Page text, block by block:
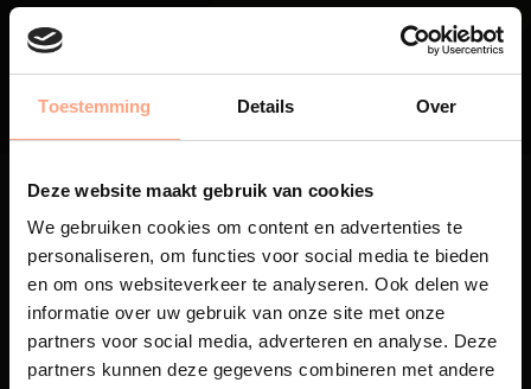
Toestemming Details Over
Deze website maakt gebruik van cookies
We gebruiken cookies om content en advertenties te
personaliseren, om functies voor social media te bieden
en om ons websiteverkeer te analyseren. Ook delen we
informatie over uw gebruik van onze site met onze
partners voor social media, adverteren en analyse. Deze
partners kunnen deze gegevens combineren met andere
Maatwerk
Een exclusieve handgemaakte
beleving, waar Nederlands